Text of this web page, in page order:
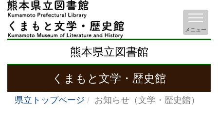
熊本県立図書館
くまもと文学・歴史館
メニュー
県立トップページ お知らせ（文学・歴史館）